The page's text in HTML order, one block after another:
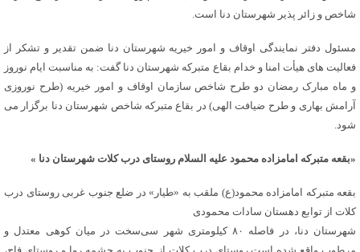
شاخص و زائر پذیر شهرستان دنا است.
مسئول دفتر نمایندگی اوقاف و امور خیریه شهرستان دنا ضمن تقدیر و تشکر از
فعالیت های هیأت امنا و خدام بقاع متبرکه شهرستان دنا گفت: به مناسبت ایام نوروز
و ماه مبارک رمضان دو طرح شاخص سازمان اوقاف و امور خیریه (طرح نوروزی
آرامش بهاری و طرح ضیافت الهی) در بقاع متبرکه شاخص شهرستان دنا برگزار می
شود.
«بقعه متبرکه امامزاده محمود علیه السلام روستای درب کلات شهرستان دنا »
بقعه متبرکه امامزاده محمود(ع) ملقب به «طیار» در ضلع جنوب غربی روستای درب
کلات از توابع دهستان سادات محمودی
شهرستان دنا، در فاصله ۸۰ کیلومتری شهر سی‌سخت در میان کوهی معتدل و